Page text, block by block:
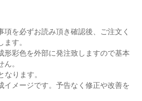
項を必ずお読み頂き確認後、ご注文く
す。
形彩色を外部に発注致しますので基本
。
なります。
イメージです。予告なく修正や改善を